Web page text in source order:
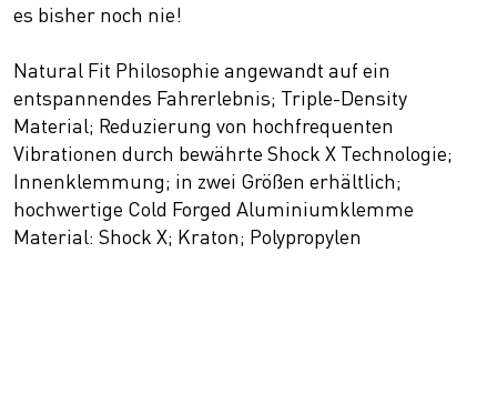
es bisher noch nie!
Natural Fit Philosophie angewandt auf ein
entspannendes Fahrerlebnis; Triple-Density
Material; Reduzierung von hochfrequenten
Vibrationen durch bewährte Shock X Technologie;
Innenklemmung; in zwei Größen erhältlich;
hochwertige Cold Forged Aluminiumklemme
Material: Shock X; Kraton; Polypropylen